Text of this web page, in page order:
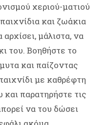
χεριού-ματιού
και ζωάκια
μάλιστα, να
του. Βοηθήστε το
και παίζοντας
με καθρέφτη
παρατηρήστε τις
να του δώσει